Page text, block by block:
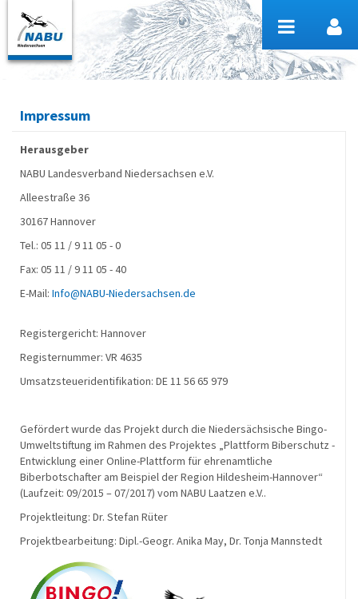
Impressum
Herausgeber
NABU Landesverband Niedersachsen e.V.
Alleestraße 36
30167 Hannover
Tel.: 05 11 / 9 11 05 - 0
Fax: 05 11 / 9 11 05 - 40
E-Mail: Info@NABU-Niedersachsen.de
Registergericht: Hannover
Registernummer: VR 4635
Umsatzsteueridentifikation: DE 11 56 65 979
Gefördert wurde das Projekt durch die Niedersächsische Bingo-
Umweltstiftung im Rahmen des Projektes „Plattform Biberschutz -
Entwicklung einer Online-Plattform für ehrenamtliche
Biberbotschafter am Beispiel der Region Hildesheim-Hannover“
(Laufzeit: 09/2015 – 07/2017) vom NABU Laatzen e.V..
Projektleitung: Dr. Stefan Rüter
Projektbearbeitung: Dipl.-Geogr. Anika May, Dr. Tonja Mannstedt